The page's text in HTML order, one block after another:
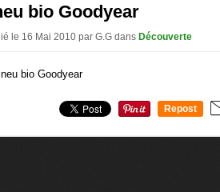
bio Goodyear
le 16 Mai 2010 par G.G dans Découverte
Repost